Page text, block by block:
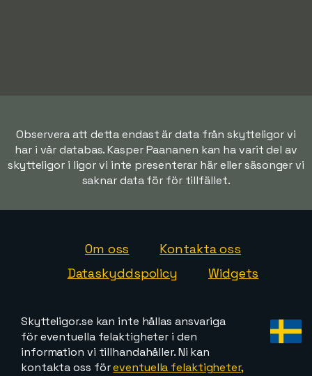
Observera att detta endast är data från skytteligor vi
har i vår databas. Kasper Paananen kan ha varit del av
skytteligor i ligor vi inte presenterar här eller säsonger vi
saknar data för för tillfället.
Om oss
Kontakta oss
Dataskyddspolicy
Widgets
Skytteligor.se kan inte hållas ansvariga
för eventuella felaktigheter i den
information vi tillhandahåller. Ni kan
kontakta oss föreventuella felaktigheter,